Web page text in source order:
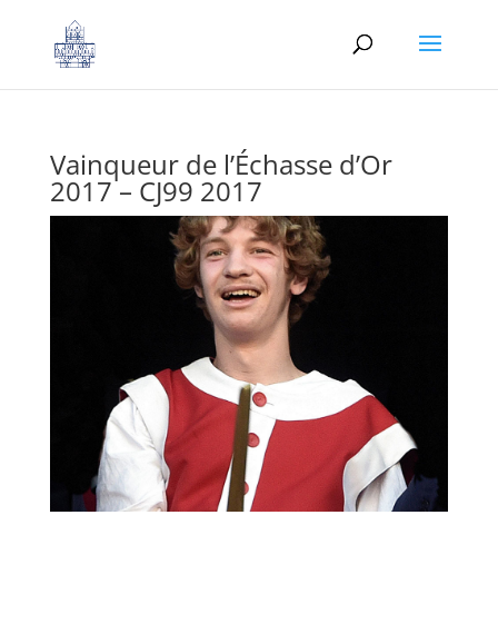
Vainqueur de l’Échasse d’Or
2017 – CJ99 2017